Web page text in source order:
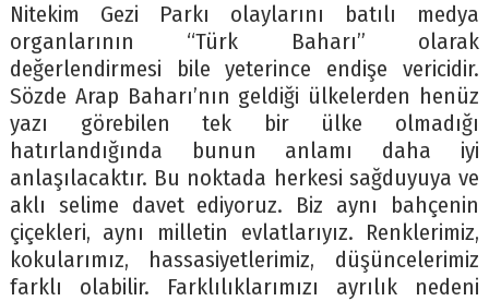
Nitekim Gezi Parkı olaylarını batılı medya
organlarının “Türk Baharı” olarak
değerlendirmesi bile yeterince endişe vericidir.
Sözde Arap Baharı’nın geldiği ülkelerden henüz
yazı görebilen tek bir ülke olmadığı
hatırlandığında bunun anlamı daha iyi
anlaşılacaktır. Bu noktada herkesi sağduyuya ve
aklı selime davet ediyoruz. Biz aynı bahçenin
çiçekleri, aynı milletin evlatlarıyız. Renklerimiz,
kokularımız, hassasiyetlerimiz, düşüncelerimiz
farklı olabilir. Farklılıklarımızı ayrılık nedeni